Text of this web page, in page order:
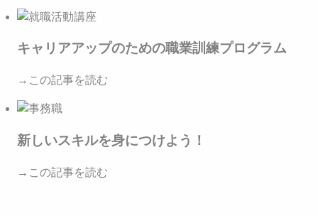
キャリアアップのための職業訓練プログラム
→この記事を読む
新しいスキルを身につけよう！
→この記事を読む